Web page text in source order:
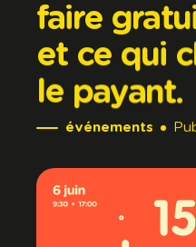
faire
et ce qui
le payant.
événements